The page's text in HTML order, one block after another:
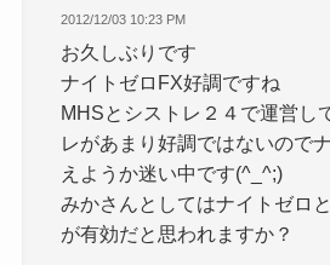
2012/12/03 10:23 PM
お久しぶりです
ナイトゼロFX好調ですね
MHSとシストレ２４で運営し
レがあまり好調ではないので
えようか迷い中です(^_^;)
みかさんとしてはナイトゼロ
が有効だと思われますか？